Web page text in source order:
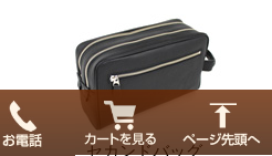
セカンドバッグ